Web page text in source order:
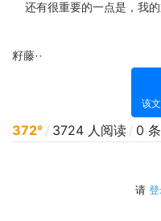
还有很重要的一点是，我
为了让羽翼更
籽藤··
该
372° / 3724 人阅读 / 0
请